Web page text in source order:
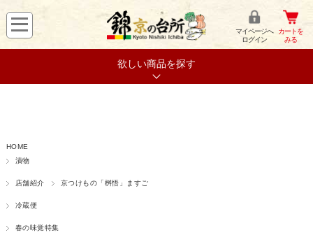
マイページへ
ログイン
カートを
みる
欲しい商品を探す
HOME
漬物
店舗紹介 京つけもの「桝悟」ますご
冷蔵便
春の味覚特集